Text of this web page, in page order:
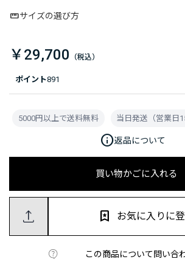
ポイント891
サイズの選び方
￥29,700
買い物かごに入れる
この商品について問い合
お気に入りに
5000円以上で送料無料 当日発送（営業日
info返品について